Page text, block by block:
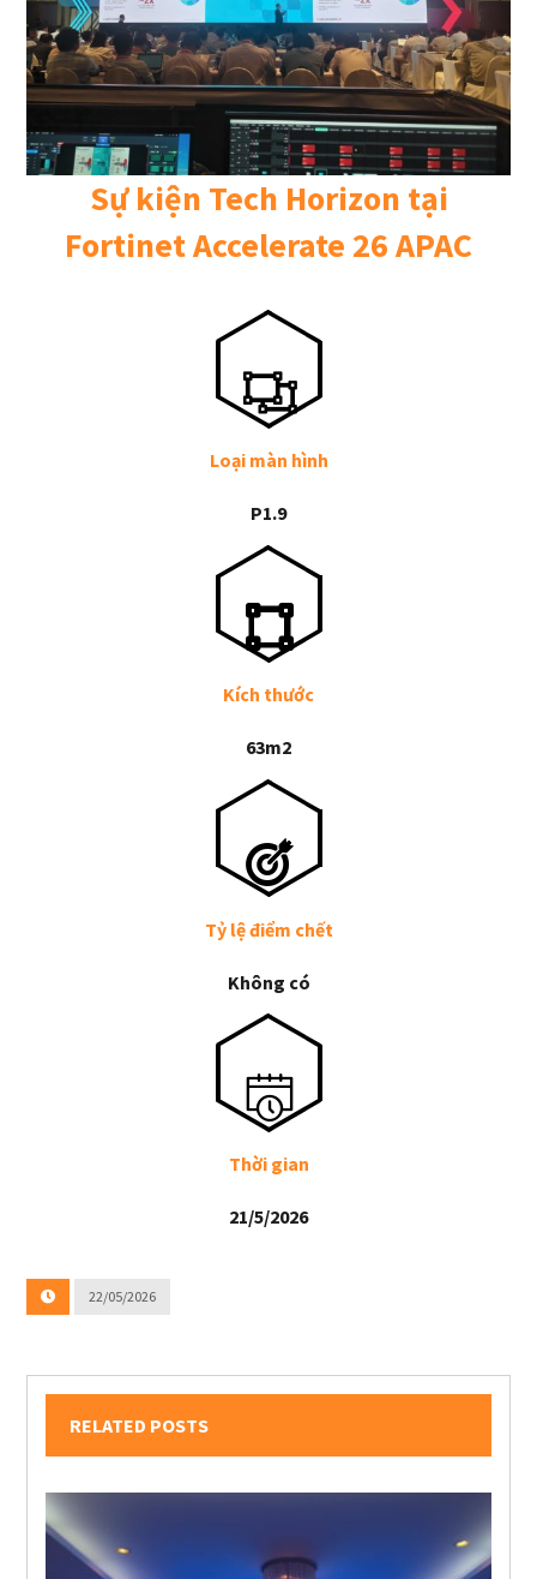
Sự kiện Tech Horizon tại
Fortinet Accelerate 26 APAC
Loại màn hình
P1.9
Kích thước
63m2
Tỷ lệ điểm chết
Không có
Thời gian
21/5/2026
22/05/2026
RELATED POSTS